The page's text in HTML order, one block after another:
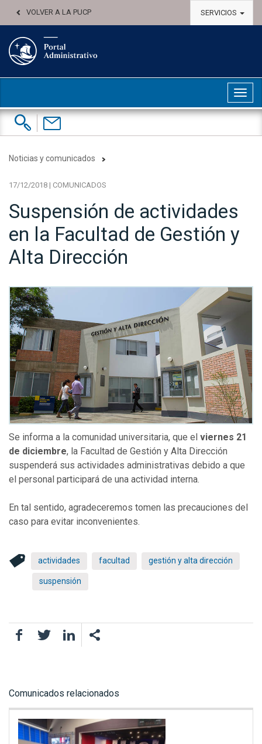
VOLVER A LA PUCP SERVICIOS
Buscar:
Contáctenos
Noticias y comunicados
17/12/2018 | COMUNICADOS
Suspensión de actividades
en la Facultad de Gestión y
Alta Dirección
Se informa a la comunidad universitaria, que el viernes 21
de diciembre, la Facultad de Gestión y Alta Dirección
suspenderá sus actividades administrativas debido a que
el personal participará de una actividad interna.
En tal sentido, agradeceremos tomen las precauciones del
caso para evitar inconvenientes.
actividades facultad gestión y alta dirección
suspensión
FacebookTwitter LinkedIn
Comunicados relacionados